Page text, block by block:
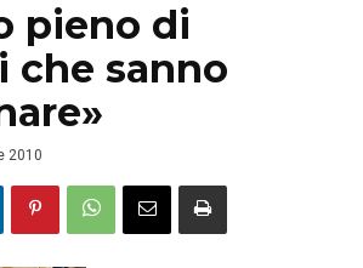
pieno di
che sanno
2010